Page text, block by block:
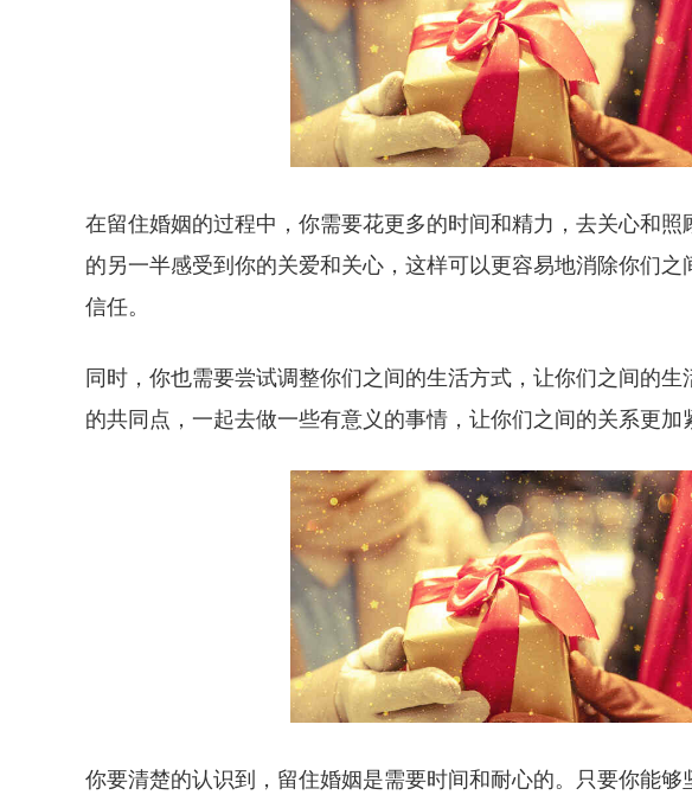
在留住婚姻的过程中，你需要花更多的时间和精力，去关心和
的另一半感受到你的关爱和关心，这样可以更容易地消除你们
信任。
同时，你也需要尝试调整你们之间的生活方式，让你们之间的
的共同点，一起去做一些有意义的事情，让你们之间的关系更加
你要清楚的认识到，留住婚姻是需要时间和耐心的。只要你能